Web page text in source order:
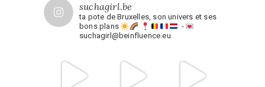
suchagirl.be
ta pote de Bruxelles, son univers et ses
bons plans
-
suchagirl@beinfluence.eu